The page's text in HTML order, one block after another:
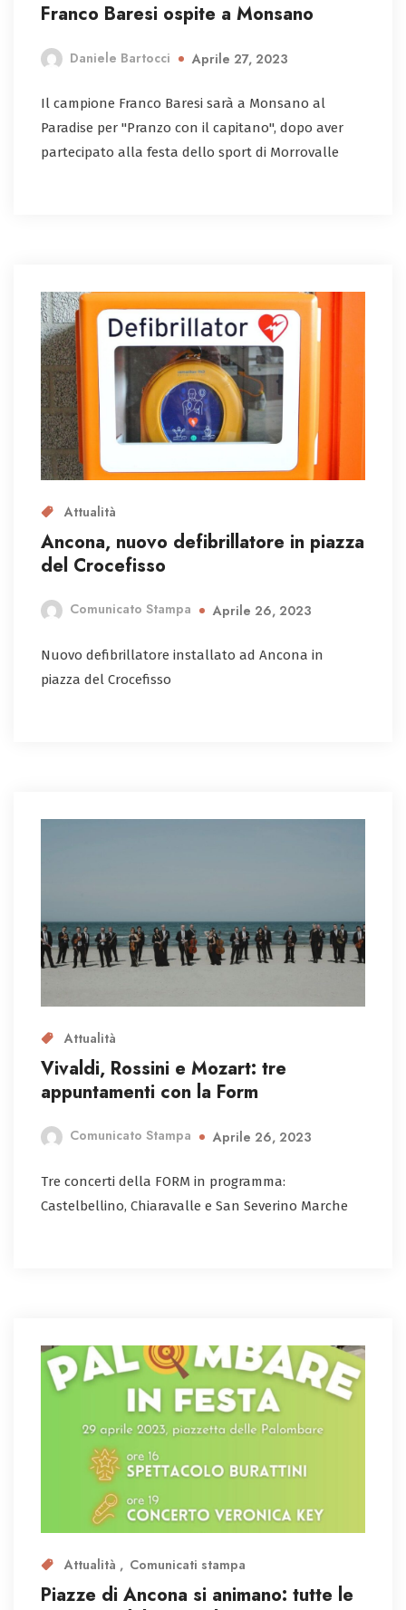
Franco Baresi ospite a Monsano
Daniele Bartocci Aprile 27, 2023
Il campione Franco Baresi sarà a Monsano al
Paradise per "Pranzo con il capitano", dopo aver
partecipato alla festa dello sport di Morrovalle
Attualità
Ancona, nuovo defibrillatore in piazza
del Crocefisso
Comunicato Stampa Aprile 26, 2023
Nuovo defibrillatore installato ad Ancona in
piazza del Crocefisso
Attualità
Vivaldi, Rossini e Mozart: tre
appuntamenti con la Form
Comunicato Stampa Aprile 26, 2023
Tre concerti della FORM in programma:
Castelbellino, Chiaravalle e San Severino Marche
Attualità Comunicati stampa
Piazze di Ancona si animano: tutte le